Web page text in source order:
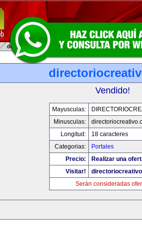
Vendido!
Mayusculas:
Minusculas:
Longitud:
18 caracteres
Categorias:
Portales
Precio:
Realizar una
Visitar!
Serán consideradas